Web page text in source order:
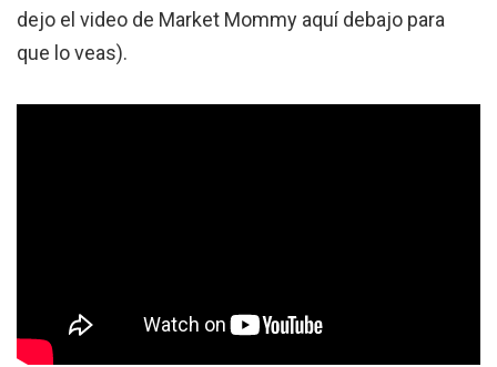
dejo el video de Market Mommy aquí debajo para
que lo veas).